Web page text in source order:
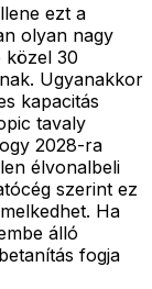
ezt a
olyan nagy
közel 30
Ugyanakkor
kapacitás
tavaly
2028-ra
élvonalbeli
szerint ez
Ha
álló
fogja